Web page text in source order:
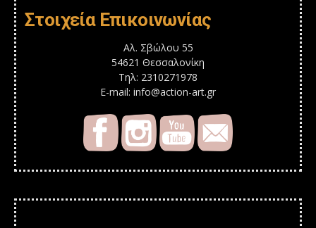
Στοιχεία Επικοινωνίας
Αλ. Σβώλου 55
54621 Θεσσαλονίκη
Τηλ: 2310271978
E-mail: info@action-art.gr